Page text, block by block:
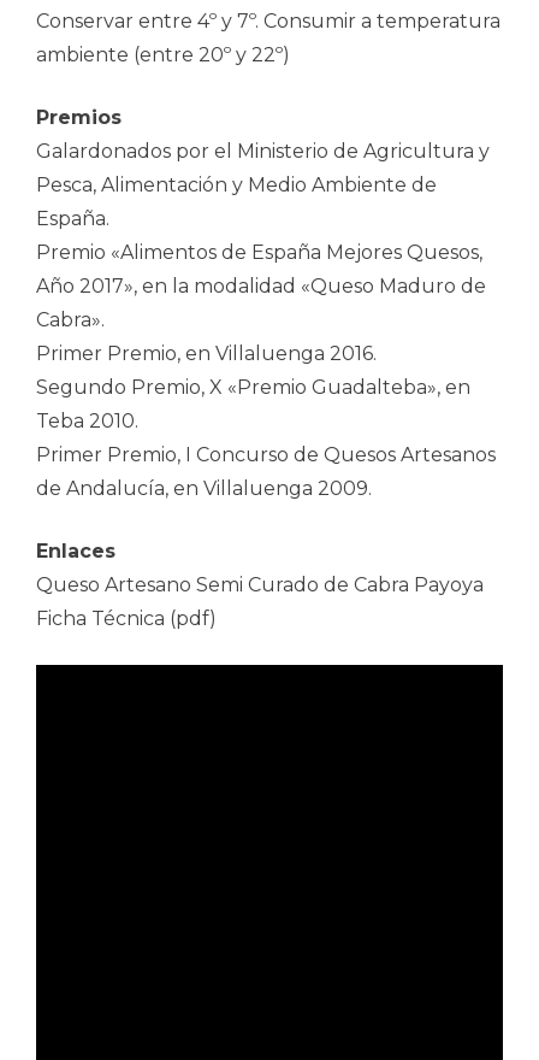
Conservar entre 4º y 7º. Consumir a temperatura
ambiente (entre 20º y 22º)
Premios
Galardonados por el Ministerio de Agricultura y
Pesca, Alimentación y Medio Ambiente de
España.
Premio «Alimentos de España Mejores Quesos,
Año 2017», en la modalidad «Queso Maduro de
Cabra».
Primer Premio, en Villaluenga 2016.
Segundo Premio, X «Premio Guadalteba», en
Teba 2010.
Primer Premio, I Concurso de Quesos Artesanos
de Andalucía, en Villaluenga 2009.
Enlaces
Queso Artesano Semi Curado de Cabra Payoya
Ficha Técnica (pdf)